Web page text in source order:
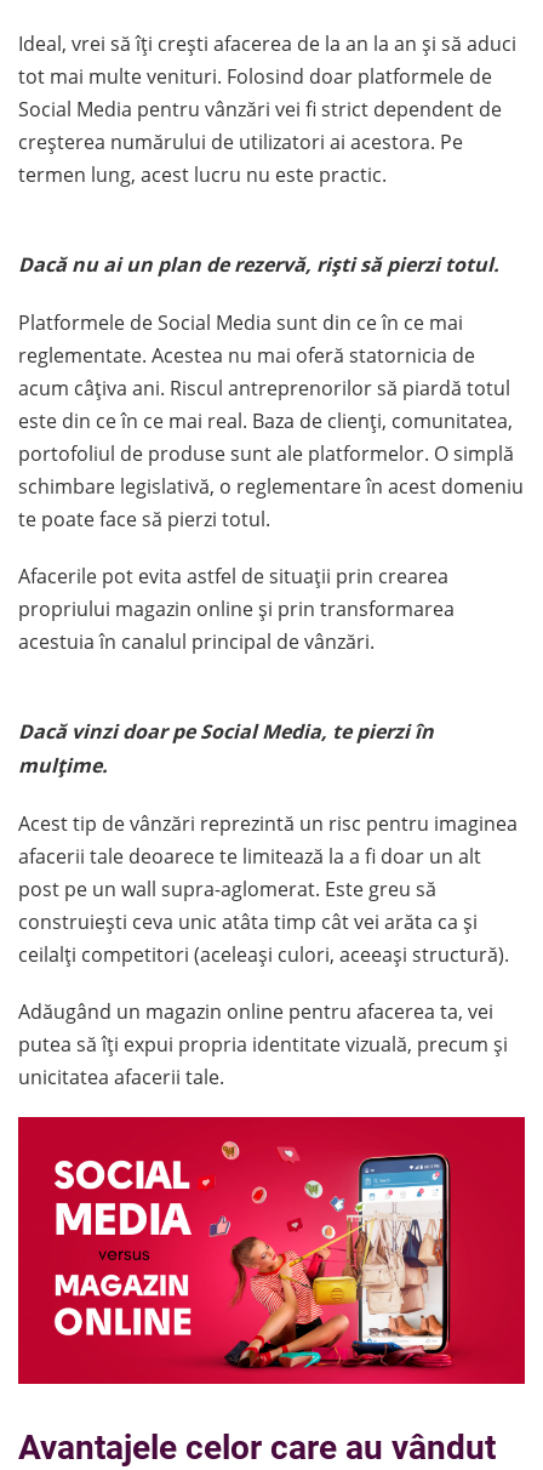
Ideal, vrei să îți crești afacerea de la an la an și să aduci
tot mai multe venituri. Folosind doar platformele de
Social Media pentru vânzări vei fi strict dependent de
creșterea numărului de utilizatori ai acestora. Pe
termen lung, acest lucru nu este practic.
Dacă nu ai un plan de rezervă, riști să pierzi totul.
Platformele de Social Media sunt din ce în ce mai
reglementate. Acestea nu mai oferă statornicia de
acum câțiva ani. Riscul antreprenorilor să piardă totul
este din ce în ce mai real. Baza de clienți, comunitatea,
portofoliul de produse sunt ale platformelor. O simplă
schimbare legislativă, o reglementare în acest domeniu
te poate face să pierzi totul.
Afacerile pot evita astfel de situații prin crearea
propriului magazin online și prin transformarea
acestuia în canalul principal de vânzări.
Dacă vinzi doar pe Social Media, te pierzi în
mulțime.
Acest tip de vânzări reprezintă un risc pentru imaginea
afacerii tale deoarece te limitează la a fi doar un alt
post pe un wall supra-aglomerat. Este greu să
construiești ceva unic atâta timp cât vei arăta ca și
ceilalți competitori (aceleași culori, aceeași structură).
Adăugând un magazin online pentru afacerea ta, vei
putea să îți expui propria identitate vizuală, precum și
unicitatea afacerii tale.
Avantajele celor care au vândut